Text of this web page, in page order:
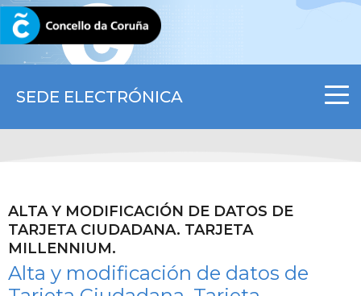
SEDE ELECTRÓNICA
CORUNA.GAL
ALTA Y MODIFICACIÓN DE DATOS DE
TARJETA CIUDADANA. TARJETA
MILLENNIUM.
Alta y modificación de datos de